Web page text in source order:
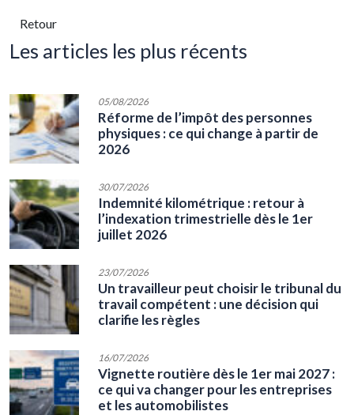
Retour
les articles les plus récents
05/08/2026
Réforme de l’impôt des personnes
physiques : ce qui change à partir de
2026
30/07/2026
Indemnité kilométrique : retour à
l’indexation trimestrielle dès le 1er
juillet 2026
23/07/2026
Un travailleur peut choisir le tribunal du
travail compétent : une décision qui
clarifie les règles
16/07/2026
Vignette routière dès le 1er mai 2027 :
ce qui va changer pour les entreprises
et les automobilistes